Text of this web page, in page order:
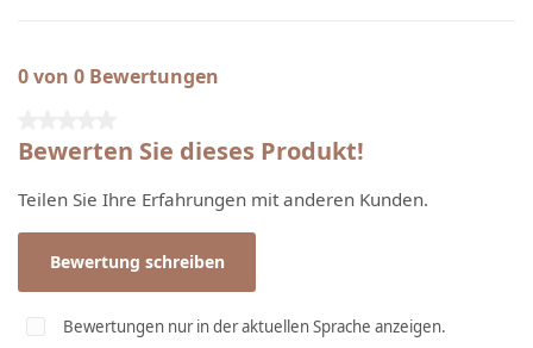
0 von 0 Bewertungen
Bewerten Sie dieses Produkt!
Teilen Sie Ihre Erfahrungen mit anderen Kunden.
Bewertung schreiben
Bewertungen nur in der aktuellen Sprache anzeigen.